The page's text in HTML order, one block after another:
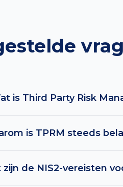
is Third Party Risk
is TPRM steeds
zijn de NIS2-vereisten